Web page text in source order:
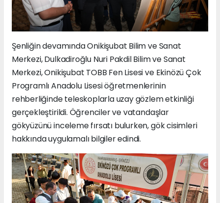
Şenliğin devamında Onikişubat Bilim ve Sanat
Merkezi, Dulkadiroğlu Nuri Pakdil Bilim ve Sanat
Merkezi, Onikişubat TOBB Fen Lisesi ve Ekinözü Çok
Programlı Anadolu Lisesi öğretmenlerinin
rehberliğinde teleskoplarla uzay gözlem etkinliği
gerçekleştirildi. Öğrenciler ve vatandaşlar
gökyüzünü inceleme fırsatı bulurken, gök cisimleri
hakkında uygulamalı bilgiler edindi.